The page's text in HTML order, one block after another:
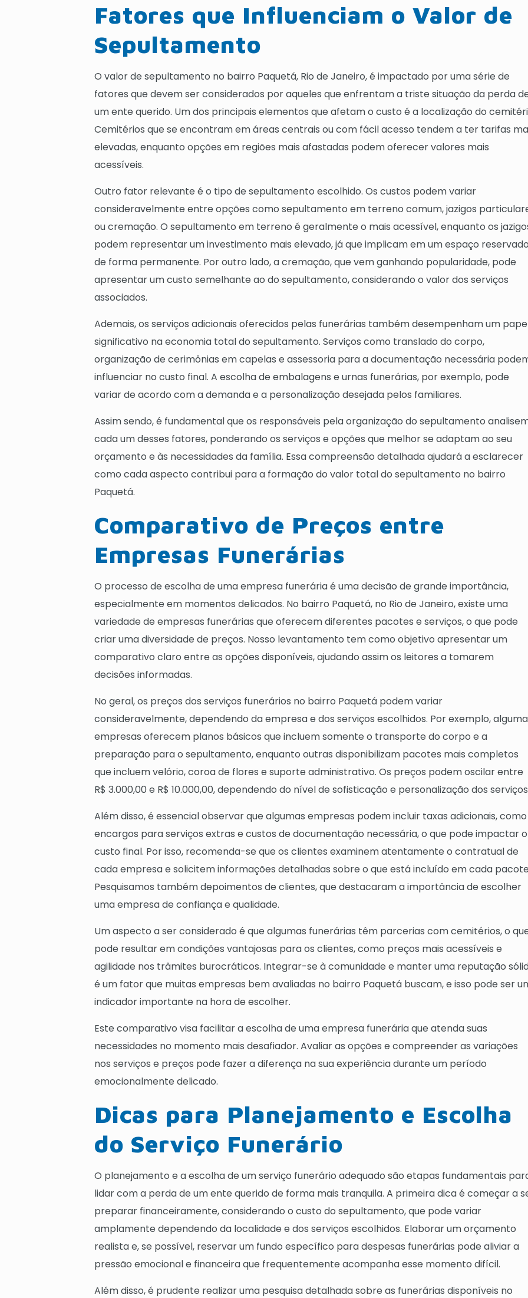
Fatores que Influenciam o Valor de
Sepultamento
O valor de sepultamento no bairro Paquetá, Rio de Janeiro, é impactado por uma série de
fatores que devem ser considerados por aqueles que enfrentam a triste situação da perda
um ente querido. Um dos principais elementos que afetam o custo é a localização do
Cemitérios que se encontram em áreas centrais ou com fácil acesso tendem a ter tarifas
elevadas, enquanto opções em regiões mais afastadas podem oferecer valores mais
acessíveis.
Outro fator relevante é o tipo de sepultamento escolhido. Os custos podem variar
consideravelmente entre opções como sepultamento em terreno comum, jazigos
ou cremação. O sepultamento em terreno é geralmente o mais acessível, enquanto os
podem representar um investimento mais elevado, já que implicam em um espaço
de forma permanente. Por outro lado, a cremação, que vem ganhando popularidade, pode
apresentar um custo semelhante ao do sepultamento, considerando o valor dos serviços
associados.
Ademais, os serviços adicionais oferecidos pelas funerárias também desempenham um
significativo na economia total do sepultamento. Serviços como translado do corpo,
organização de cerimônias em capelas e assessoria para a documentação necessária
influenciar no custo final. A escolha de embalagens e urnas funerárias, por exemplo, pode
variar de acordo com a demanda e a personalização desejada pelos familiares.
Assim sendo, é fundamental que os responsáveis pela organização do sepultamento
cada um desses fatores, ponderando os serviços e opções que melhor se adaptam ao seu
orçamento e às necessidades da família. Essa compreensão detalhada ajudará a esclarecer
como cada aspecto contribui para a formação do valor total do sepultamento no bairro
Paquetá.
Comparativo de Preços entre
Empresas Funerárias
O processo de escolha de uma empresa funerária é uma decisão de grande importância,
especialmente em momentos delicados. No bairro Paquetá, no Rio de Janeiro, existe uma
variedade de empresas funerárias que oferecem diferentes pacotes e serviços, o que pode
criar uma diversidade de preços. Nosso levantamento tem como objetivo apresentar um
comparativo claro entre as opções disponíveis, ajudando assim os leitores a tomarem
decisões informadas.
No geral, os preços dos serviços funerários no bairro Paquetá podem variar
consideravelmente, dependendo da empresa e dos serviços escolhidos. Por exemplo,
empresas oferecem planos básicos que incluem somente o transporte do corpo e a
preparação para o sepultamento, enquanto outras disponibilizam pacotes mais completos
que incluem velório, coroa de flores e suporte administrativo. Os preços podem oscilar entre
R$ 3.000,00 e R$ 10.000,00, dependendo do nível de sofisticação e personalização dos
Além disso, é essencial observar que algumas empresas podem incluir taxas adicionais, como
encargos para serviços extras e custos de documentação necessária, o que pode impactar o
custo final. Por isso, recomenda-se que os clientes examinem atentamente o contratual de
cada empresa e solicitem informações detalhadas sobre o que está incluído em cada
Pesquisamos também depoimentos de clientes, que destacaram a importância de escolher
uma empresa de confiança e qualidade.
Um aspecto a ser considerado é que algumas funerárias têm parcerias com cemitérios, o
pode resultar em condições vantajosas para os clientes, como preços mais acessíveis e
agilidade nos trâmites burocráticos. Integrar-se à comunidade e manter uma reputação
é um fator que muitas empresas bem avaliadas no bairro Paquetá buscam, e isso pode ser
indicador importante na hora de escolher.
Este comparativo visa facilitar a escolha de uma empresa funerária que atenda suas
necessidades no momento mais desafiador. Avaliar as opções e compreender as variações
nos serviços e preços pode fazer a diferença na sua experiência durante um período
emocionalmente delicado.
Dicas para Planejamento e Escolha
do Serviço Funerário
O planejamento e a escolha de um serviço funerário adequado são etapas fundamentais
lidar com a perda de um ente querido de forma mais tranquila. A primeira dica é começar a
preparar financeiramente, considerando o custo do sepultamento, que pode variar
amplamente dependendo da localidade e dos serviços escolhidos. Elaborar um orçamento
realista e, se possível, reservar um fundo específico para despesas funerárias pode aliviar a
pressão emocional e financeira que frequentemente acompanha esse momento difícil.
Além disso, é prudente realizar uma pesquisa detalhada sobre as funerárias disponíveis no